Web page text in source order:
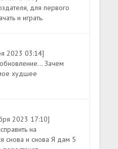
для первого
и играть.
2023 03:14]
Зачем
худшее
2023 17:10]
на
снова и снова Я дам 5